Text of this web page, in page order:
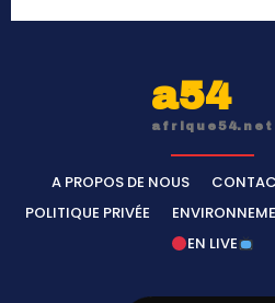
a54
afrique54.net
A PROPOS DE NOUS
POLITIQUE PRIVÉE
EN LIVE